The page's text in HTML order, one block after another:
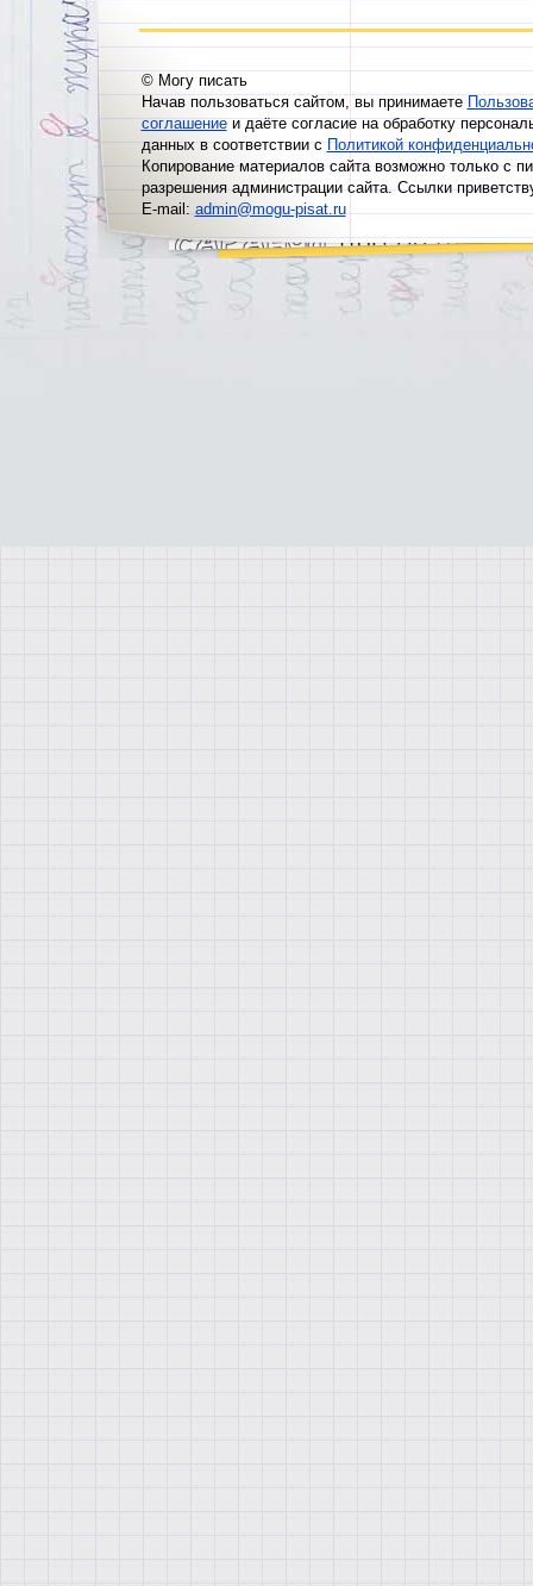
© Могу писать
Начав пользоваться сайтом, вы принимаете
соглашениеи даёте согласие на обработку
данных в соответствии сПолитикой
Копирование материалов сайта возможно только с
разрешения администрации сайта. Ссылки
E-mail:admin@mogu-pisat.ru